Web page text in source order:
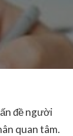
đềngười
quan tâm.